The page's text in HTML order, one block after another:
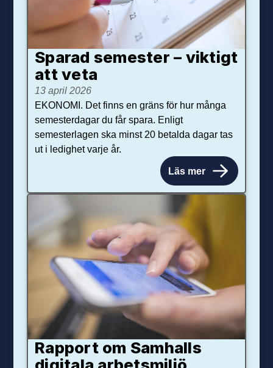
Sparad semester – viktigt
att veta
13 april 2026
EKONOMI. Det finns en gräns för hur många
semesterdagar du får spara. Enligt
semesterlagen ska minst 20 betalda dagar tas
ut i ledighet varje år.
Läs mer
Rapport om Samhalls